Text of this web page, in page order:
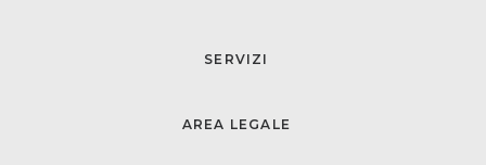
SERVIZI
AREA LEGALE